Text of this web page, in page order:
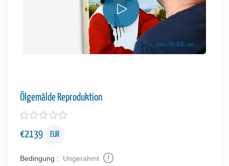
Ölgemälde Reproduktion
€2139 EUR
Bedingung :
Ungerahmt